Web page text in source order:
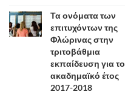
Τα ονόματα των
επιτυχόντων της
Φλώρινας στην
τριτοβάθμια
εκπαίδευση για το
ακαδημαϊκό έτος
2017-2018